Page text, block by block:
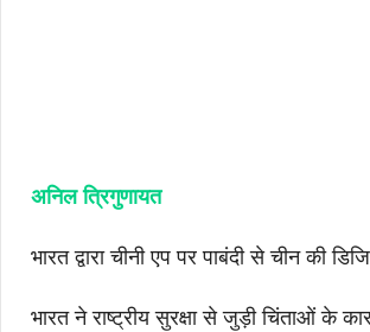
अनिल त्रिगुणायत
भारत द्वारा चीनी एप पर पाबंदी से चीन की
भारत ने राष्ट्रीय सुरक्षा से जुड़ी चिंताओं के